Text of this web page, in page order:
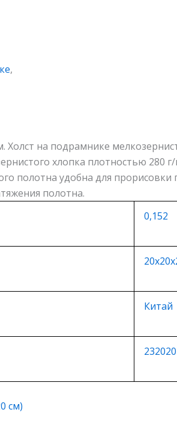
,
Холст на подрамнике
хлопка плотностью 280
полотна удобна для
полотна.
0,152
Китай
232020